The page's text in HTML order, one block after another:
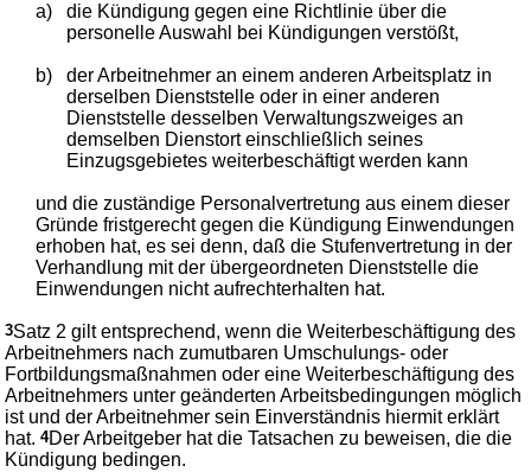
a)
die Kündigung gegen eine Richtlinie über die
personelle Auswahl bei Kündigungen verstößt,
b)
der Arbeitnehmer an einem anderen Arbeitsplatz in
derselben Dienststelle oder in einer anderen
Dienststelle desselben Verwaltungszweiges an
demselben Dienstort einschließlich seines
Einzugsgebietes weiterbeschäftigt werden kann
und die zuständige Personalvertretung aus einem dieser
Gründe fristgerecht gegen die Kündigung Einwendungen
erhoben hat, es sei denn, daß die Stufenvertretung in der
Verhandlung mit der übergeordneten Dienststelle die
Einwendungen nicht aufrechterhalten hat.
3Satz 2 gilt entsprechend, wenn die Weiterbeschäftigung des
Arbeitnehmers nach zumutbaren Umschulungs- oder
Fortbildungsmaßnahmen oder eine Weiterbeschäftigung des
Arbeitnehmers unter geänderten Arbeitsbedingungen möglich
ist und der Arbeitnehmer sein Einverständnis hiermit erklärt
hat.4Der Arbeitgeber hat die Tatsachen zu beweisen, die die
Kündigung bedingen.